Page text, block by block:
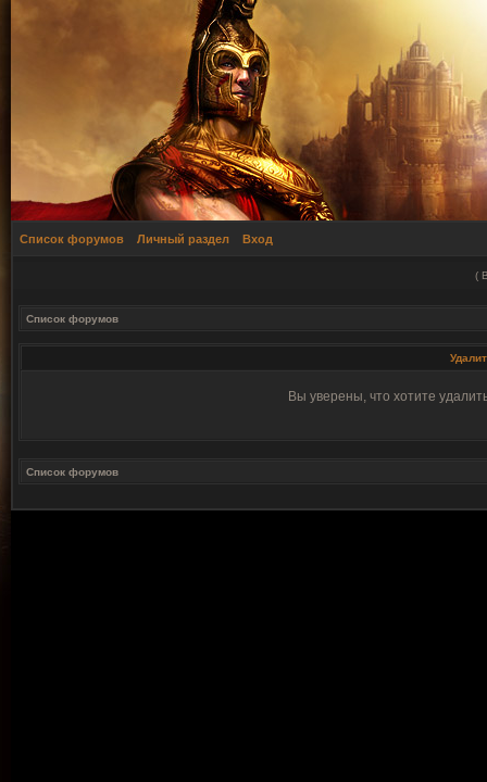
Список форумов Личный раздел Вход
(
Список форумов
Вы уверены, что хотите
Список форумов